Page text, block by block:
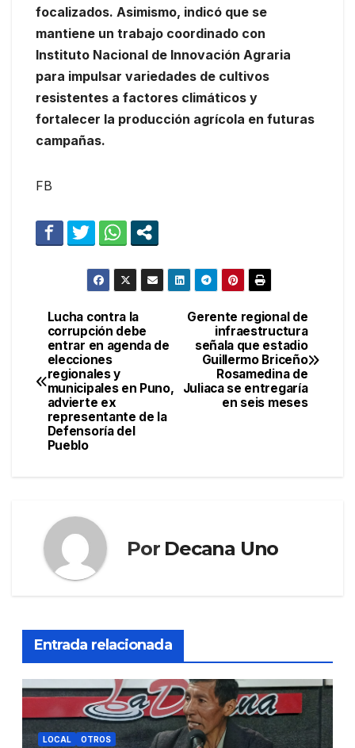
focalizados. Asimismo, indicó que se
mantiene un trabajo coordinado con
Instituto Nacional de Innovación Agraria
para impulsar variedades de cultivos
resistentes a factores climáticos y
fortalecer la producción agrícola en futuras
campañas.
FB
Navegación
de
entradas
Gerente regional de
infraestructura
señala que estadio
Guillermo Briceño
Rosamedina de
Juliaca se entregaría
en seis meses
Lucha contra la
corrupción debe
entrar en agenda de
elecciones
regionales y
municipales en Puno,
advierte ex
representante de la
Defensoría del
Pueblo
Por Decana Uno
Entrada relacionada
LOCAL OTROS